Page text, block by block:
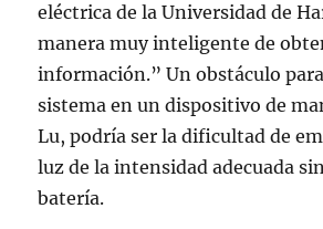
eléctrica de la Universidad de
manera muy inteligente de
información.” Un obstáculo
sistema en un dispositivo de
Lu, podría ser la dificultad de
luz de la intensidad adecuada
batería.